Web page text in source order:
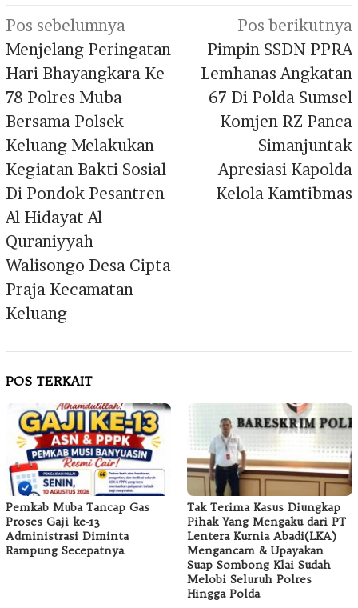
Navigasi
pos
Pos sebelumnya
Menjelang Peringatan
Hari Bhayangkara Ke
78 Polres Muba
Bersama Polsek
Keluang Melakukan
Kegiatan Bakti Sosial
Di Pondok Pesantren
Al Hidayat Al
Quraniyyah
Walisongo Desa Cipta
Praja Kecamatan
Keluang
Pos berikutnya
Pimpin SSDN PPRA
Lemhanas Angkatan
67 Di Polda Sumsel
Komjen RZ Panca
Simanjuntak
Apresiasi Kapolda
Kelola Kamtibmas
POS TERKAIT
Pemkab Muba Tancap Gas
Proses Gaji ke-13
Administrasi Diminta
Rampung Secepatnya
Tak Terima Kasus Diungkap
Pihak Yang Mengaku dari PT
Lentera Kurnia Abadi(LKA)
Mengancam & Upayakan
Suap Sombong Klai Sudah
Melobi Seluruh Polres
Hingga Polda